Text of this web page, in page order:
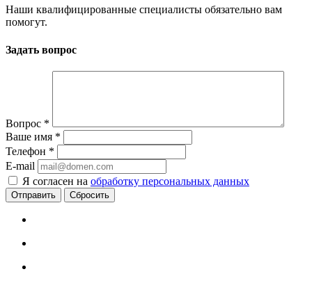
Наши квалифицированные специалисты обязательно вам
помогут.
Задать вопрос
Вопрос *
Ваше имя *
Телефон *
E-mail
Я согласен на обработку персональных данных
Сбросить